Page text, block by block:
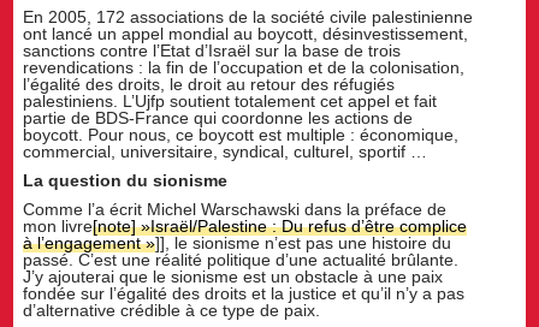
En 2005, 172 associations de la société civile palestinienne
ont lancé un appel mondial au boycott, désinvestissement,
sanctions contre l’Etat d’Israël sur la base de trois
revendications : la fin de l’occupation et de la colonisation,
l’égalité des droits, le droit au retour des réfugiés
palestiniens. L’Ujfp soutient totalement cet appel et fait
partie de BDS-France qui coordonne les actions de
boycott. Pour nous, ce boycott est multiple : économique,
commercial, universitaire, syndical, culturel, sportif …
La question du sionisme
Comme l’a écrit Michel Warschawski dans la préface de
mon livre[note] »Israël/Palestine : Du refus d’être complice
à l’engagement »]], le sionisme n’est pas une histoire du
passé. C’est une réalité politique d’une actualité brûlante.
J’y ajouterai que le sionisme est un obstacle à une paix
fondée sur l’égalité des droits et la justice et qu’il n’y a pas
d’alternative crédible à ce type de paix.